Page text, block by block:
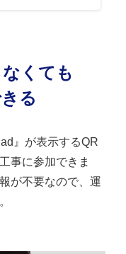
くても
る
』が表示するQR
事に参加できま
が不要なので、運